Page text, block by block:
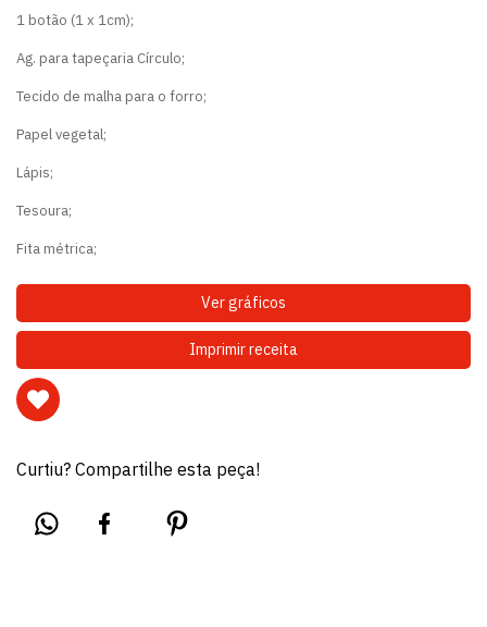
1 botão (1 x 1cm);
Ag. para tapeçaria Círculo;
Tecido de malha para o forro;
Papel vegetal;
Lápis;
Tesoura;
Fita métrica;
Ver gráficos
Imprimir receita
Curtiu? Compartilhe esta peça!